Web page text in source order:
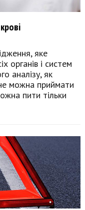
яке
органів і систем
аналізу, як
можна приймати
пити тільки